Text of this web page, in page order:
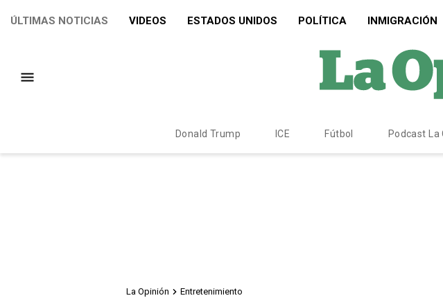
ÚLTIMAS NOTICIAS VIDEOS ESTADOS UNIDOS POLÍTICA INMIGRACIÓN
Donald Trump ICE Fútbol Podcast La
La Opinión Entretenimiento